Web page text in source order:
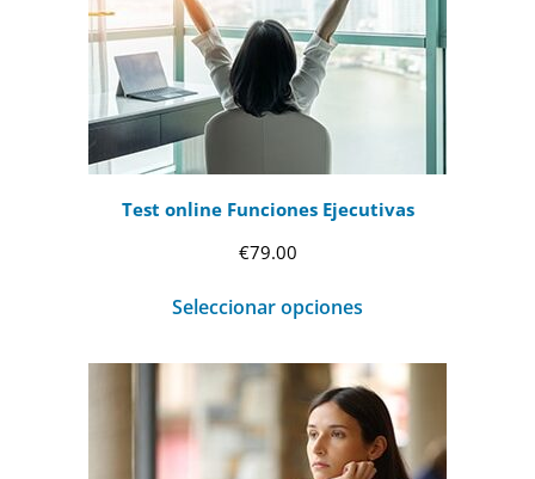
Test online Funciones Ejecutivas
€79.00
Seleccionar opciones